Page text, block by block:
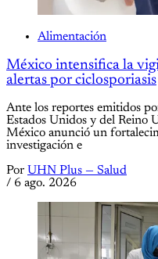
Alimentación
México intensifica la
alertas por ciclosporiasis
Ante los reportes emitidos
Estados Unidos y del Reino
México anunció un
investigación e
Por UHN Plus — Salud
/ 6 ago. 2026